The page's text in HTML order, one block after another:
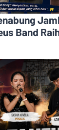
Band
dan